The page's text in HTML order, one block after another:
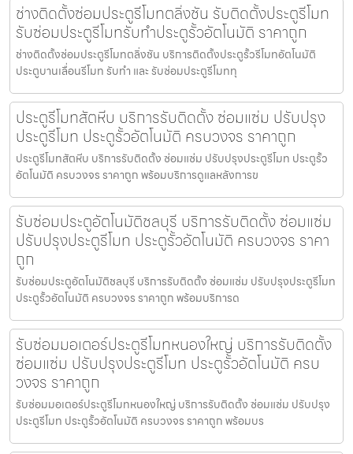
ช่างติดตั้งซ่อมประตูรีโมทตลิ่งชัน รับติดตั้งประตูรีโมท
รับซ่อมประตูรีโมทรับทำประตูรั้วอัตโนมัติ ราคาถูก
ช่างติดตั้งซ่อมประตูรีโมทตลิ่งชัน บริการติดตั้งประตูรั้วรีโมทอัตโนมัติ
ประตูบานเลื่อนรีโมท รับทำ และ รับซ่อมประตูรีโมททุ
ประตูรีโมทสัตหีบ บริการรับติดตั้ง ซ่อมแซ่ม ปรับปรุง
ประตูรีโมท ประตูรั้วอัตโนมัติ ครบวงจร ราคาถูก
ประตูรีโมทสัตหีบ บริการรับติดตั้ง ซ่อมแซ่ม ปรับปรุงประตูรีโมท ประตูรั้ว
อัตโนมัติ ครบวงจร ราคาถูก พร้อมบริการดูแลหลังการข
รับซ่อมประตูอัตโนมัติชลบุรี บริการรับติดตั้ง ซ่อมแซ่ม
ปรับปรุงประตูรีโมท ประตูรั้วอัตโนมัติ ครบวงจร ราคา
ถูก
รับซ่อมประตูอัตโนมัติชลบุรี บริการรับติดตั้ง ซ่อมแซ่ม ปรับปรุงประตูรีโมท
ประตูรั้วอัตโนมัติ ครบวงจร ราคาถูก พร้อมบริการด
รับซ่อมมอเตอร์ประตูรีโมทหนองใหญ่ บริการรับติดตั้ง
ซ่อมแซ่ม ปรับปรุงประตูรีโมท ประตูรั้วอัตโนมัติ ครบ
วงจร ราคาถูก
รับซ่อมมอเตอร์ประตูรีโมทหนองใหญ่ บริการรับติดตั้ง ซ่อมแซ่ม ปรับปรุง
ประตูรีโมท ประตูรั้วอัตโนมัติ ครบวงจร ราคาถูก พร้อมบร